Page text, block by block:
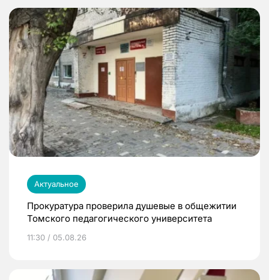
Актуальное
Прокуратура проверила душевые в общежитии
Томского педагогического университета
11:30 / 05.08.26